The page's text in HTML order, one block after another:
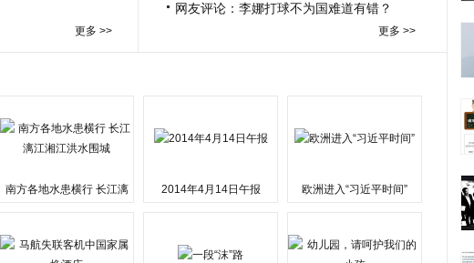
更多 >>
网友评论：李娜打球不为国难道有错？
更多 >>
南方各地水患横行 长江漓
2014年4月14日午报 欧洲进入“习近平时间”